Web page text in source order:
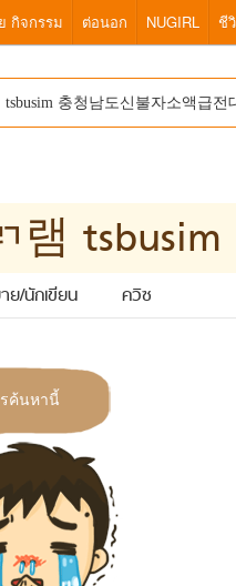
กิจกรรม ต่อนอก NUGIRL ชี
ย/นักเขียน ควิซ
ค้นหานี้